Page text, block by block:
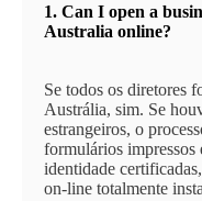
1. Can I open a
Australia online?
Se todos os diretores
Austrália, sim. Se
estrangeiros, o
formulários impressos
identidade
on-line totalmente